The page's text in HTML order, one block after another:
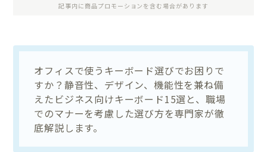
記事内に商品プロモーションを含む場合があります
オフィスで使うキーボード選びでお困りで
すか？静音性、デザイン、機能性を兼ね備
えたビジネス向けキーボード15選と、職場
でのマナーを考慮した選び方を専門家が徹
底解説します。